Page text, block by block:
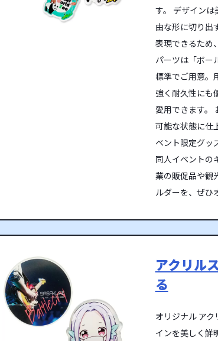
す。 デザイン
由な形に切り出
表現できるため
パーツは「ボー
標準でご用意。
強く耐久性にも
愛用できます。
可能な状態に仕
ベント限定グッ
同人イベントの
業の販促品や観
ルダーを、ぜひ
アクリル
る
オリジナル ア
インを美しく鮮